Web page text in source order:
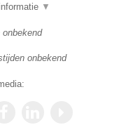
▼
onbekend